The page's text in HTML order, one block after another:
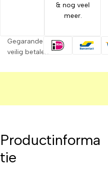
& nog veel
meer.
Gegarandeerd
veilig betalen
Productinforma
tie